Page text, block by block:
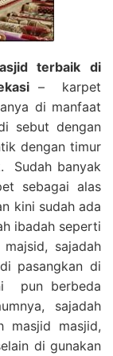
terbaik di
– karpet
di manfaat
sebut dengan
dengan timur
Sudah banyak
sebagai alas
kini sudah ada
ibadah seperti
sajadah
pasangkan di
pun berbeda
sajadah
masjid masjid,
di gunakan